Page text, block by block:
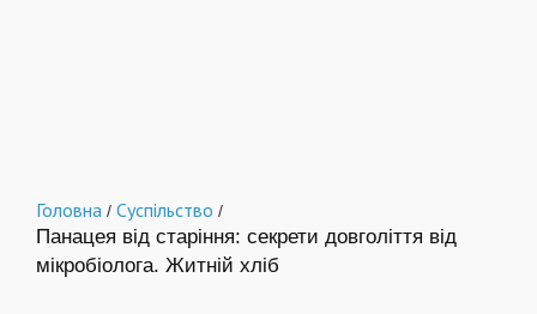
Головна / Суспільство /
Панацея від старіння: секрети довголіття від
мікробіолога. Житній хліб